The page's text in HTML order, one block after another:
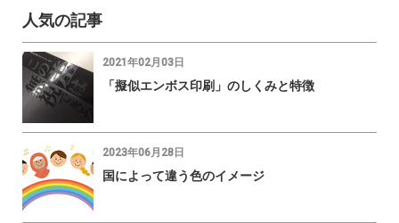
人気の記事
2021年02月03日
「擬似エンボス印刷」のしくみと特徴
2023年06月28日
国によって違う色のイメージ